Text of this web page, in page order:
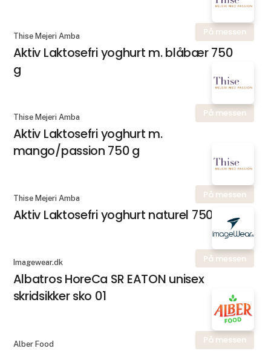
På messen
Thise Mejeri Amba
Aktiv Laktosefri yoghurt m. blåbær 750
g
På messen
Thise Mejeri Amba
Aktiv Laktosefri yoghurt m.
mango/passion 750 g
På messen
Thise Mejeri Amba
Aktiv Laktosefri yoghurt naturel 750 g
På messen
Imagewear.dk
Albatros HoreCa SR EATON unisex
skridsikker sko 01
På messen
Alber Food